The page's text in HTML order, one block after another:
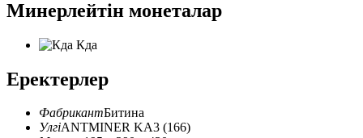
Минерлейтін монеталар
Кда
Еректерлер
ФабрикантБитина
УлгіANTMINER KA3 (166)